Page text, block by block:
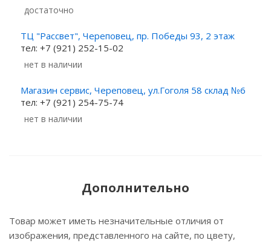
Достаточно
ТЦ "Рассвет", Череповец, пр. Победы 93, 2 этаж
тел: +7 (921) 252-15-02
Нет в наличии
Магазин сервис, Череповец, ул.Гоголя 58 склад №6
тел: +7 (921) 254-75-74
Нет в наличии
Дополнительно
Товар может иметь незначительные отличия от
изображения, представленного на сайте, по цвету,